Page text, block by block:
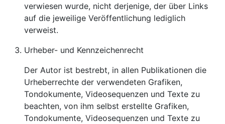
verwiesen wurde, nicht derjenige, der über Links
auf die jeweilige Veröffentlichung lediglich
verweist.
Urheber- und Kennzeichenrecht
Der Autor ist bestrebt, in allen Publikationen die
Urheberrechte der verwendeten Grafiken,
Tondokumente, Videosequenzen und Texte zu
beachten, von ihm selbst erstellte Grafiken,
Tondokumente, Videosequenzen und Texte zu